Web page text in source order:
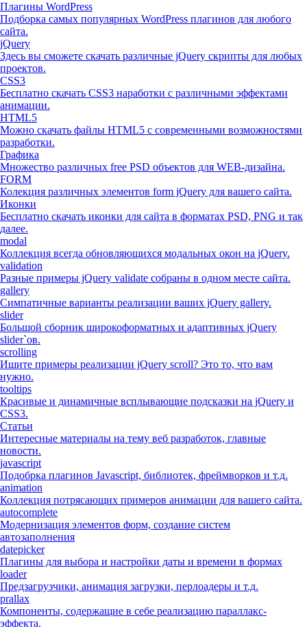
Плагины WordPress
Подборка самых популярных WordPress плагинов для любого
сайта.
jQuery
Здесь вы сможете скачать различные jQuery скрипты для любых
проектов.
CSS3
Бесплатно скачать CSS3 наработки с различными эффектами
анимации.
HTML5
Можно скачать файлы HTML5 с современными возможностями
разработки.
Графика
Множество различных free PSD объектов для WEB-дизайна.
FORM
Колекция различных элементов form jQuery для вашего сайта.
Иконки
Бесплатно скачать иконки для сайта в форматах PSD, PNG и так
далее.
modal
Коллекция всегда обновляющихся модальных окон на jQuery.
validation
Разные примеры jQuery validate собраны в одном месте сайта.
gallery
Симпатичные варианты реализации ваших jQuery gallery.
slider
Большой сборник широкоформатных и адаптивных jQuery
slider`ов.
scrolling
Ишите примеры реализации jQuery scroll? Это то, что вам
нужно.
tooltips
Красивые и динамичные всплывающие подсказки на jQuery и
CSS3.
Статьи
Интересные материалы на тему веб разработок, главные
новости.
javascript
Подобрка плагинов Javascript, библиотек, фреймворков и т.д.
animation
Коллекция потрясающих примеров анимации для вашего сайта.
autocomplete
Модернизация элементов форм, создание систем
автозаполнения
datepicker
Плагины для выбора и настройки даты и времени в формах
loader
Предзагрузчики, анимация загрузки, перлоадеры и т.д.
prallax
Компоненты, содержащие в себе реализацию параллакс-
эффекта.